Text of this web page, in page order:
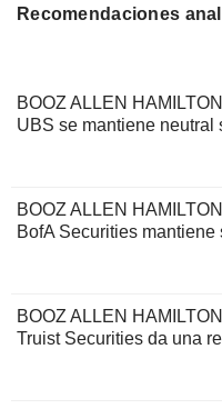
Recomendaciones
BOOZ ALLEN
UBS se mantiene neutral
BOOZ ALLEN
BofA Securities
BOOZ ALLEN
Truist Securities da una